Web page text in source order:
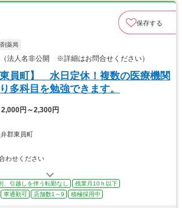
保存する
薬局
法人名非公開 ※詳細はお問合せください）
東員町】 水日定休！複数の医療機関
多科目を勉強できます。
2,000円～2,300円
郡東員町
わせください
、引越しを伴う転勤なし
残業月10ｈ以下
車通勤可 店舗数1～9 積極採用中